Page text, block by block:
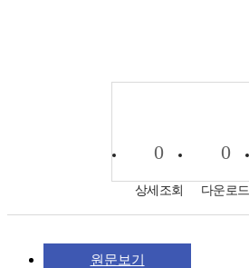
0
상세조회
0
다운로드
원문보기